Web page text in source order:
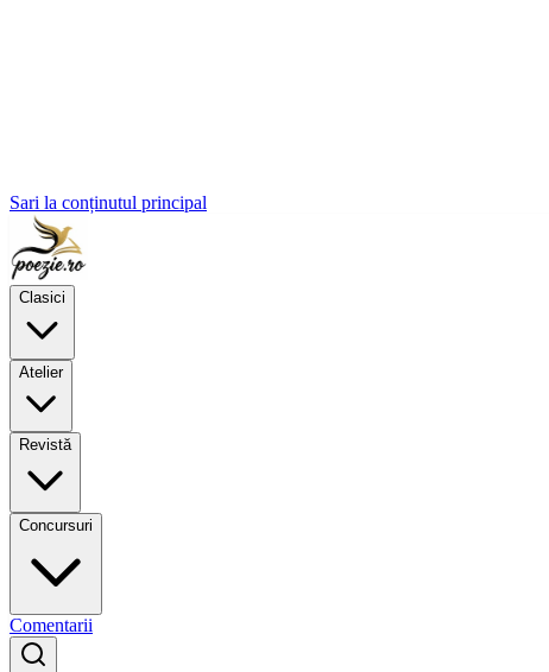
Sari la conținutul principal
Clasici
Atelier
Revistă
Concursuri
Comentarii